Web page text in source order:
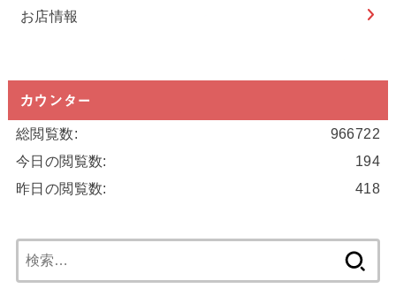
お店情報
カウンター
966722
総閲覧数:
194
今日の閲覧数:
418
昨日の閲覧数:
索: